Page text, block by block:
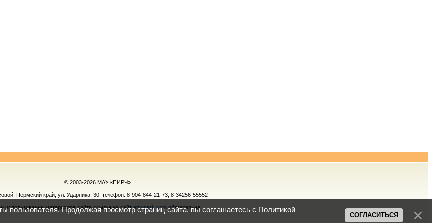
© 2003-2026 МАУ «ПИРЧ»
Пермский край, ул. Ударника, 30, телефон: 8-904-844-21-73, 8-34256-55552
использовании материалов сайта ссылка на сайтetnopark.comобязательна!
пользователя. Продолжая просмотр страниц сайта, вы соглашаетесь с Политикой
СОГЛАСИТЬСЯ